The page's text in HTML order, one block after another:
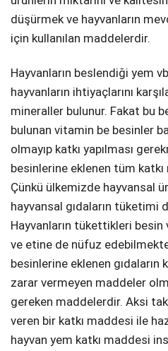
düşürmek ve hayvanların
için kullanılan maddelerdir.
Hayvanların beslendiği yem
hayvanların ihtiyaçlarını
mineraller bulunur. Fakat bu
bulunan vitamin be besinler
olmayıp katkı yapılması
besinlerine eklenen tüm
Çünkü ülkemizde hayvansal
hayvansal gıdaların tüketimi
Hayvanların tükettikleri besin
ve etine de nüfuz
besinlerine eklenen gıdaların
zarar vermeyen maddeler
gereken maddelerdir. Aksi
veren bir katkı maddesi ile
hayvan yem katkı maddesi